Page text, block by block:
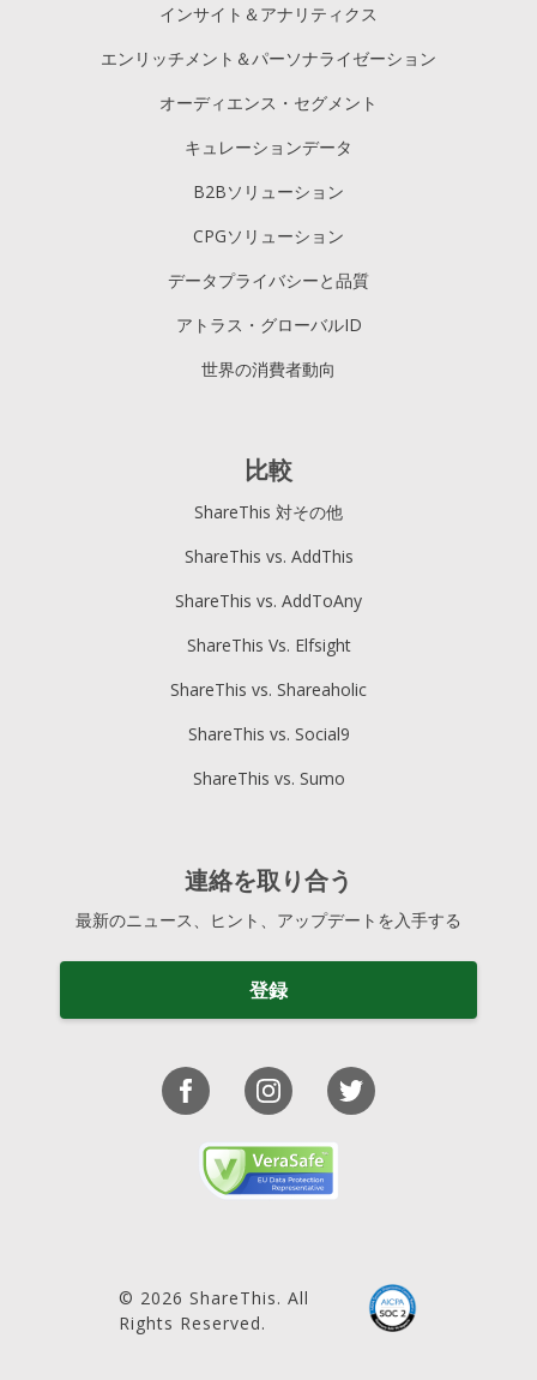
インサイト＆アナリティクス
エンリッチメント＆パーソナライゼーション
オーディエンス・セグメント
キュレーションデータ
B2Bソリューション
CPGソリューション
データプライバシーと品質
アトラス・グローバルID
世界の消費者動向
比較
ShareThis 対その他
ShareThis vs. AddThis
ShareThis vs. AddToAny
ShareThis Vs. Elfsight
ShareThis vs. Shareaholic
ShareThis vs. Social9
ShareThis vs. Sumo
連絡を取り合う
最新のニュース、ヒント、アップデートを入手する
登録
© 2026 ShareThis. All
Rights Reserved.